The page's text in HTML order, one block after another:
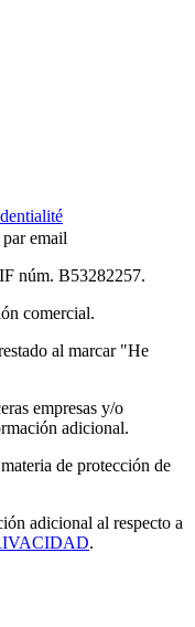
email
núm. B53282257.
comercial.
al marcar "He
empresas y/o
adicional.
de protección de
adicional al respecto a
.